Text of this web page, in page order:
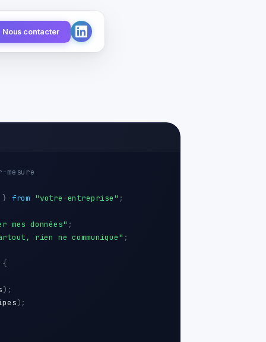
Nous contacter
} from "votre-entreprise" ;
mes données" ;
rien ne communique" ;
{
);
);